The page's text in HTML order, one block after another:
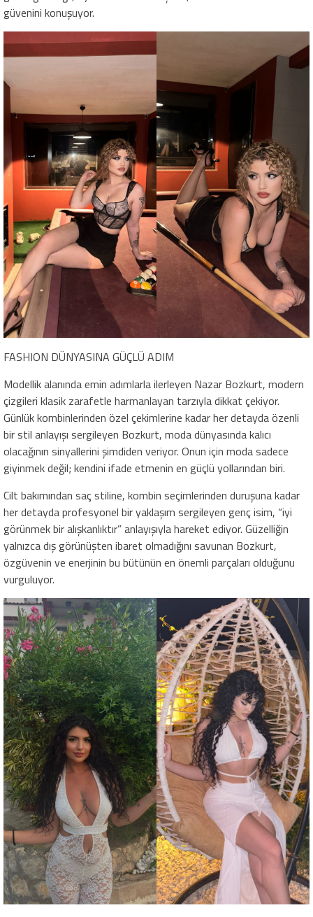
güvenini konuşuyor.
FASHION DÜNYASINA GÜÇLÜ ADIM
Modellik alanında emin adımlarla ilerleyen Nazar Bozkurt, modern
çizgileri klasik zarafetle harmanlayan tarzıyla dikkat çekiyor.
Günlük kombinlerinden özel çekimlerine kadar her detayda özenli
bir stil anlayışı sergileyen Bozkurt, moda dünyasında kalıcı
olacağının sinyallerini şimdiden veriyor. Onun için moda sadece
giyinmek değil; kendini ifade etmenin en güçlü yollarından biri.
Cilt bakımından saç stiline, kombin seçimlerinden duruşuna kadar
her detayda profesyonel bir yaklaşım sergileyen genç isim, “iyi
görünmek bir alışkanlıktır” anlayışıyla hareket ediyor. Güzelliğin
yalnızca dış görünüşten ibaret olmadığını savunan Bozkurt,
özgüvenin ve enerjinin bu bütünün en önemli parçaları olduğunu
vurguluyor.